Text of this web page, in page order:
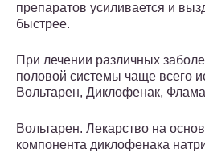
препаратов усиливается и
быстрее.
При лечении различных
половой системы чаще всего
Вольтарен, Диклофенак,
Вольтарен. Лекарство на
компонента диклофенака